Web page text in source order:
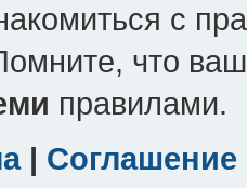
с
что
правилами.
|